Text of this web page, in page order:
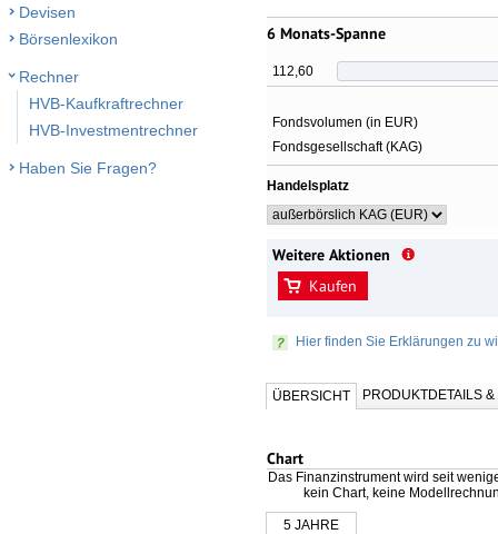
Devisen
Börsenlexikon
Rechner
HVB-Kaufkraftrechner
HVB-Investmentrechner
Haben Sie Fragen?
6 Monats-Spanne
112,60
Fondsvolumen (in EUR)
Fondsgesellschaft (KAG)
Handelsplatz
Weitere Aktionen
Kaufen
Hier finden Sie Erklärungen zu
ÜBERSICHT PRODUKTDETAILS
Chart
Das Finanzinstrument wird seit
kein Chart, keine
5 JAHRE